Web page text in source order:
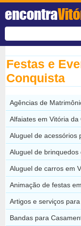
encontra
Festas e
Conquista
Agências de
Alfaiates em Vitória da
Aluguel de acessórios
Aluguel de
Aluguel de carros em
Animação de festas
Artigos e serviços
Bandas para